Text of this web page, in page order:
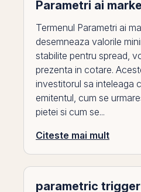
Parametri ai
Termenul Parametri ai
desemneaza valorile
stabilite pentru spread,
prezenta in cotare.
investitorul sa inteleaga
emitentul, cum se
pietei si cum se...
Citeste mai mult
parametric trigger